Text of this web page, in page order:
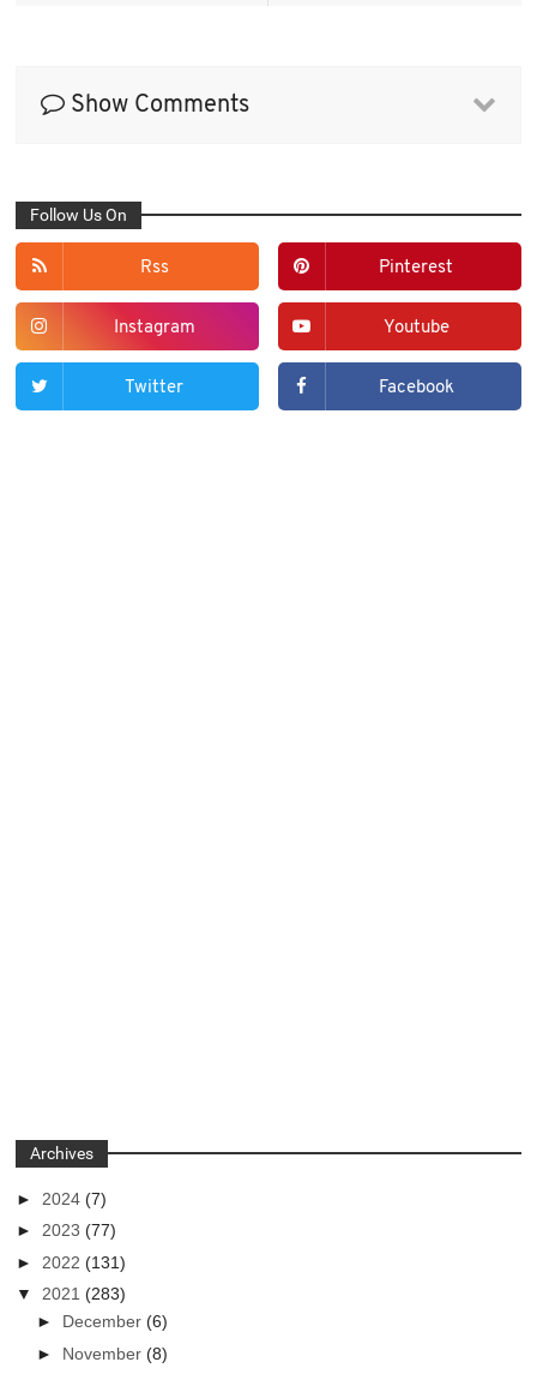
Show Comments
Follow Us On
Rss Pinterest
Instagram Youtube
Twitter Facebook
Archives
► 2024(7)
►2023(77)
► 2022(131)
▼2021(283)
► December(6)
► November(8)